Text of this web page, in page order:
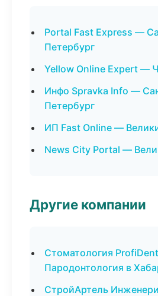
Portal Fast Express —
Петербург
Yellow Online Expert —
Инфо Spravka Info —
Петербург
ИП Fast Online —
News City Portal —
Другие компании
Стоматология
Пародонтология в
СтройАртель